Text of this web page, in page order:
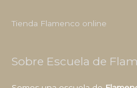
Tienda Flamenco online
Sobre Escuela de